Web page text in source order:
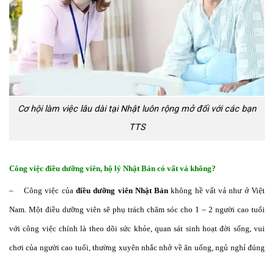
Cơ hội làm việc lâu dài tại Nhật luôn rộng mở đối với các bạn
TTS
Công việc điều dưỡng viên, hộ lý Nhật Bản có vất vả không?
– Công việc của điều dưỡng viên Nhật Bản không hề vất vả như ở Việt
Nam. Một điều dưỡng viên sẽ phụ trách chăm sóc cho 1 – 2 người cao tuổi
với công việc chính là theo dõi sức khỏe, quan sát sinh hoạt đời sống, vui
chơi của người cao tuổi, thường xuyên nhắc nhở về ăn uống, ngủ nghỉ đúng